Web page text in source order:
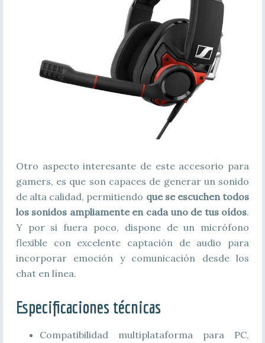
Otro aspecto interesante de este accesorio para
gamers, es que son capaces de generar un sonido
de alta calidad, permitiendo que se escuchen todos
los sonidos ampliamente en cada uno de tus oídos.
Y por si fuera poco, dispone de un micrófono
flexible con excelente captación de audio para
incorporar emoción y comunicación desde los
chat en línea.
Especificaciones técnicas
Compatibilidad multiplataforma para PC,